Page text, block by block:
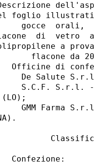
foglio
gocce  orali,
di  vetro
a
flacone da
Officine di
De Salute
S.C.F. S.r.l.
GMM Farma
Confezione: